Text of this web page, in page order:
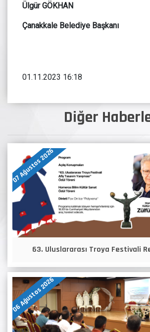
Diğer
07 Ağustos 2026
63. Uluslararası Troya Festivali
06 Ağustos 2026
Ülgür GÖKHAN
Çanakkale Belediye Başkanı
01.11.2023 16:18